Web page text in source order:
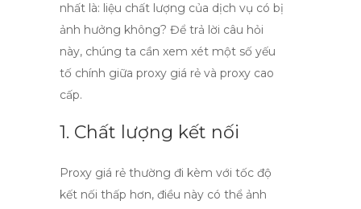
nhất là: liệu chất lượng của dịch vụ có bị
ảnh hưởng không? Để trả lời câu hỏi
này, chúng ta cần xem xét một số yếu
tố chính giữa proxy giá rẻ và proxy cao
cấp.
1. Chất lượng kết nối
Proxy giá rẻ thường đi kèm với tốc độ
kết nối thấp hơn, điều này có thể ảnh